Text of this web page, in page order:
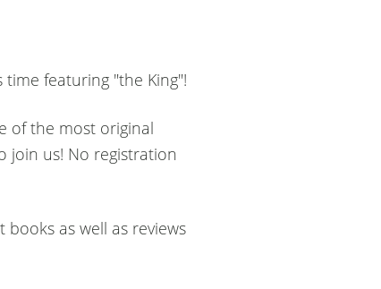
featuring "the King"!
of the most original
join us! No registration
as well as reviews